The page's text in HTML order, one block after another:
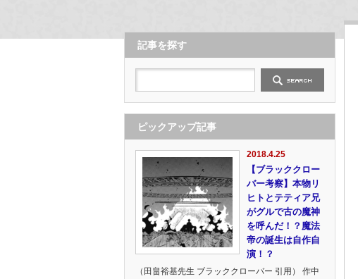
記事を探す
ピックアップ記事
2018.4.25
【ブラッククロー
バー考察】本物リ
ヒトとテティア兄
がグルで古の魔神
を呼んだ！？魔法
帝の誕生は自作自
演！？
（田畠裕基先生 ブラッククローバー 引用） 作中